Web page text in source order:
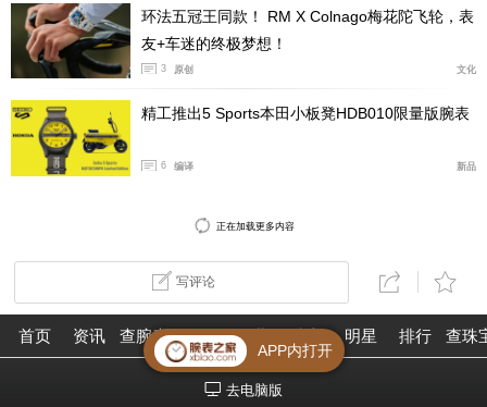
环法五冠王同款！ RM X Colnago梅花陀飞轮，表
友+车迷的终极梦想！
3 原创 文化
精工推出5 Sports本田小板凳HDB010限量版腕表
6 编译 新品
正在加载更多内容
写评论
首页 资讯 查腕表 论坛 作业 明星 排行 查珠
去电脑版
APP内打开